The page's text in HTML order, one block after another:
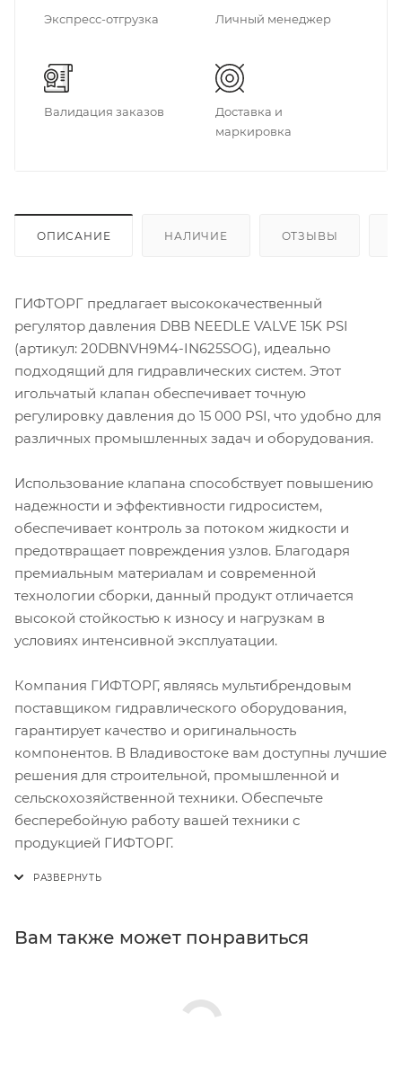
Экспресс-отгрузка Личный менеджер
Валидация заказов
Доставка и
маркировка
ОПИСАНИЕ НАЛИЧИЕ ОТЗЫВЫ
ГИФТОРГ предлагает высококачественный
регулятор давления DBB NEEDLE VALVE 15K PSI
(артикул: 20DBNVH9M4-IN625SOG), идеально
подходящий для гидравлических систем. Этот
игольчатый клапан обеспечивает точную
регулировку давления до 15 000 PSI, что удобно для
различных промышленных задач и оборудования.
Использование клапана способствует повышению
надежности и эффективности гидросистем,
обеспечивает контроль за потоком жидкости и
предотвращает повреждения узлов. Благодаря
премиальным материалам и современной
технологии сборки, данный продукт отличается
высокой стойкостью к износу и нагрузкам в
условиях интенсивной эксплуатации.
Компания ГИФТОРГ, являясь мультибрендовым
поставщиком гидравлического оборудования,
гарантирует качество и оригинальность
компонентов. В Владивостоке вам доступны лучшие
решения для строительной, промышленной и
сельскохозяйственной техники. Обеспечьте
бесперебойную работу вашей техники с
продукцией ГИФТОРГ.
Вам также может понравиться